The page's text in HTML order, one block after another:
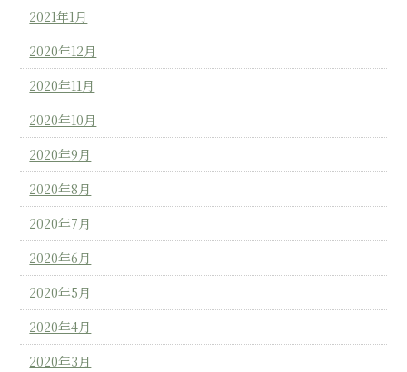
2021年1月
2020年12月
2020年11月
2020年10月
2020年9月
2020年8月
2020年7月
2020年6月
2020年5月
2020年4月
2020年3月